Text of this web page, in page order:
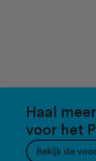
Haal
voor het
Bekijk de